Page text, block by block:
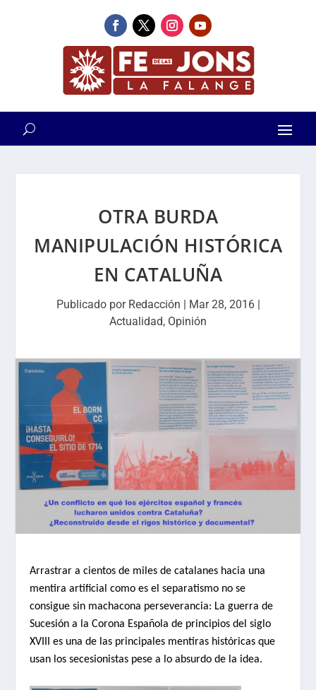
OTRA BURDA
MANIPULACIÓN HISTÓRICA
EN CATALUÑA
Publicado por Redacción | Mar 28, 2016|
Actualidad, Opinión
Arrastrar a cientos de miles de catalanes hacia una
mentira artificial como es el separatismo no se
consigue sin machacona perseverancia: La guerra de
Sucesión a la Corona Española de principios del siglo
XVIII es una de las principales mentiras históricas que
usan los secesionistas pese a lo absurdo de la idea.